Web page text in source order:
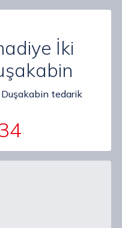
İki
tedarik